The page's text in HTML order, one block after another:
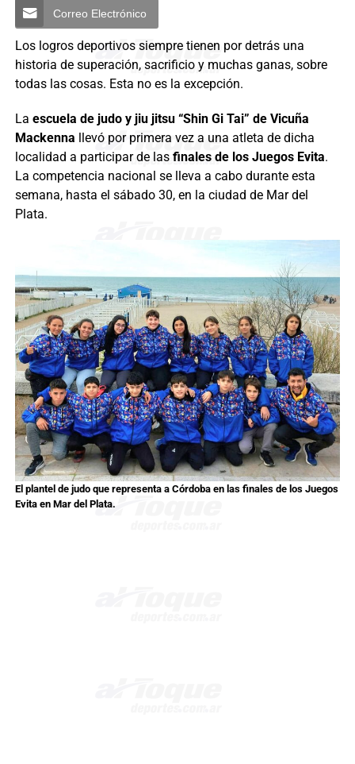
Correo Electrónico
Los logros deportivos siempre tienen por detrás una
historia de superación, sacrificio y muchas ganas, sobre
todas las cosas. Esta no es la excepción.
La escuela de judo y jiu jitsu “Shin Gi Tai” de Vicuña
Mackenna llevó por primera vez a una atleta de dicha
localidad a participar de las finales de los Juegos Evita.
La competencia nacional se lleva a cabo durante esta
semana, hasta el sábado 30, en la ciudad de Mar del
Plata.
El plantel de judo que representa a Córdoba en las finales de los Juegos
Evita en Mar del Plata.